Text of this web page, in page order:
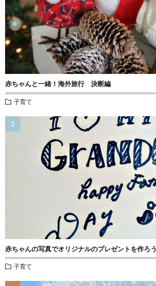
赤ちゃんと一緒！海外旅行 決断編
子育て
赤ちゃんの写真でオリジナルのプレゼントを作ろう
子育て